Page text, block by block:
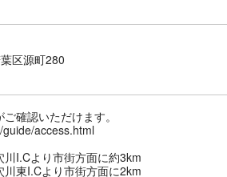
区源町280
確認いただけます。
access.html
川I.Cより市街方面に約3km
川東I.Cより市街方面に2km